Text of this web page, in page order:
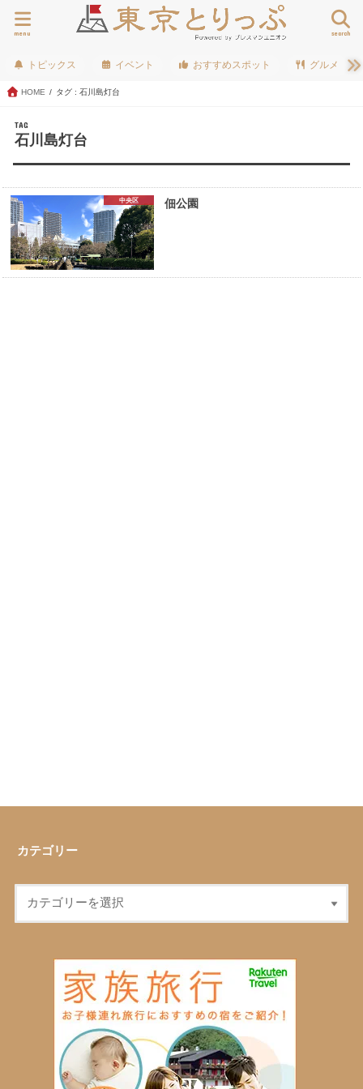
search
menu
トピックス イベント おすすめスポット グルメ
HOME タグ : 石川島灯台
TAG
石川島灯台
中央区 佃公園
カテゴリー